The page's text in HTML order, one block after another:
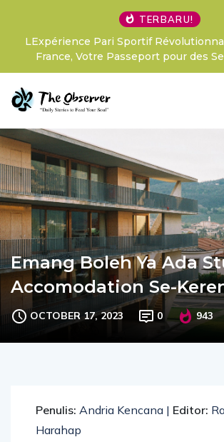
TERBARU!
LExpérience Pari Sportif
France, Votre Passeport pour des
Emang Boleh Ya Ada
Accomodation Se-
OCTOBER 17, 2023 0 943
Penulis: Andria Kencana | Editor:
Harahap